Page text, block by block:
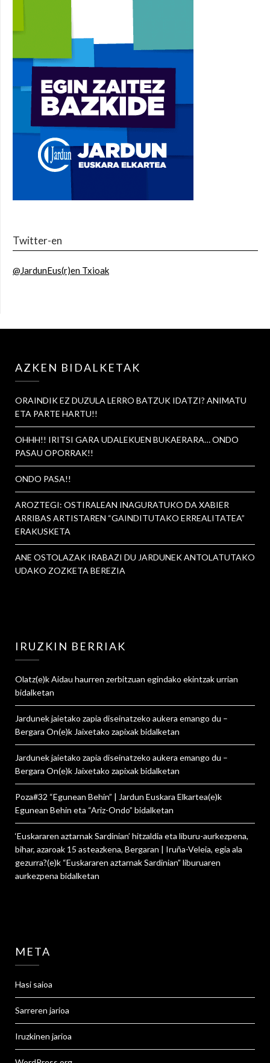
Twitter-en
@JardunEus(r)en Txioak
AZKEN BIDALKETAK
ORAINDIK EZ DUZULA LERRO BATZUK IDATZI? ANIMATU
ETA PARTE HARTU!!
OHHH!! IRITSI GARA UDALEKUEN BUKAERARA… ONDO
PASAU OPORRAK!!
ONDO PASA!!
AROZTEGI: OSTIRALEAN INAGURATUKO DA XABIER
ARRIBAS ARTISTAREN “GAINDITUTAKO ERREALITATEA”
ERAKUSKETA
ANE OSTOLAZAK IRABAZI DU JARDUNEK ANTOLATUTAKO
UDAKO ZOZKETA BEREZIA
IRUZKIN BERRIAK
Olatz(e)kAidau haurren zerbitzuan egindako ekintzak urrian
bidalketan
Jardunek jaietako zapia diseinatzeko aukera emango du –
Bergara On(e)k Jaixetako zapixakbidalketan
Jardunek jaietako zapia diseinatzeko aukera emango du –
Bergara On(e)k Jaixetako zapixakbidalketan
Poza#32 “Egunean Behin” | Jardun Euskara Elkartea(e)k
Egunean Behin eta “Ariz-Ondo” bidalketan
‘Euskararen aztarnak Sardinian’ hitzaldia eta liburu-aurkezpena,
bihar, azaroak 15 asteazkena, Bergaran | Iruña-Veleia, egia ala
gezurra?(e)k “Euskararen aztarnak Sardinian” liburuaren
aurkezpena bidalketan
META
Hasi saioa
Sarreren jarioa
Iruzkinen jarioa